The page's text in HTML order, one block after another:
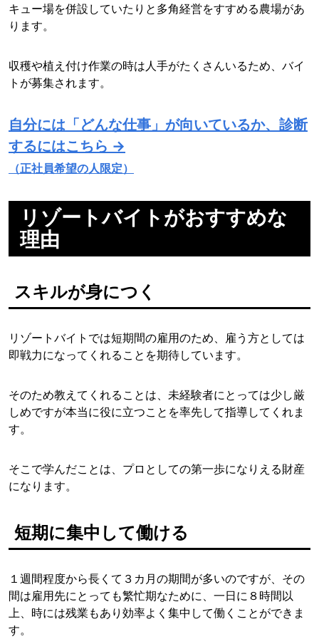
キュー場を併設していたりと多角経営をすすめる農場があ
ります。
収穫や植え付け作業の時は人手がたくさんいるため、バイ
トが募集されます。
自分には「どんな仕事」が向いているか、診断
するにはこちら →
（正社員希望の人限定）
リゾートバイトがおすすめな
理由
スキルが身につく
リゾートバイトでは短期間の雇用のため、雇う方としては
即戦力になってくれることを期待しています。
そのため教えてくれることは、未経験者にとっては少し厳
しめですが本当に役に立つことを率先して指導してくれま
す。
そこで学んだことは、プロとしての第一歩になりえる財産
になります。
短期に集中して働ける
１週間程度から長くて３カ月の期間が多いのですが、その
間は雇用先にとっても繁忙期なために、一日に８時間以
上、時には残業もあり効率よく集中して働くことができま
す。